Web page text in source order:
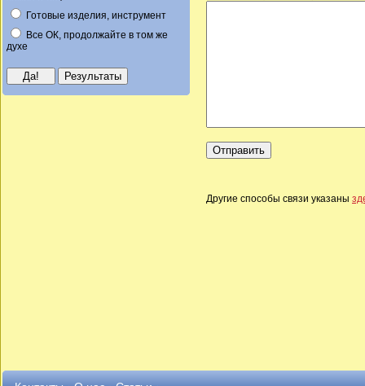
Готовые изделия, инструмент
Все ОК, продолжайте в том же
духе
Другие способы связи указаны